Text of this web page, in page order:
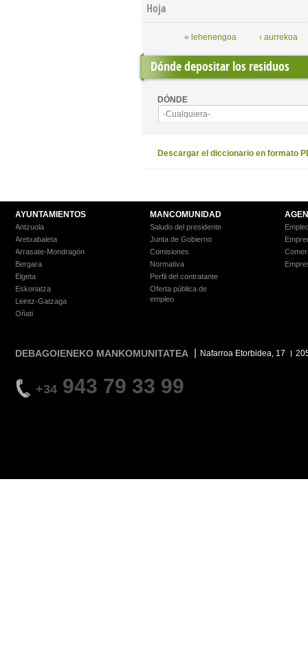
Hoja
« lehenengoa ‹ aurrekoa
Dónde depositar los residuos
DÓNDE
-Cualquiera-
Descargar el diccionario en formato
AYUNTAMIENTOS
Antzuola
Aretxabaleta
Arrasate-Mondragón
Bergara
Elgeta
Eskoriatza
Leintz-Gatzaga
Oñati
MANCOMUNIDAD
Saludo del presidente
Junta de Gobierno
Comisiones
Normativa
Perfil del contratante
Oferta pública de
empleo
DEBAGOIENEKO MANKOMUNITATEA Nafarroa Etorbidea, 17
+34 943 79 33 99